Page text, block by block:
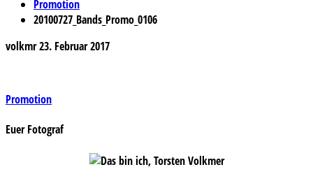
Promotion
20100727_Bands_Promo_0106
volkmr23. Februar 2017
Beitragsnavigation
Promotion
Euer Fotograf